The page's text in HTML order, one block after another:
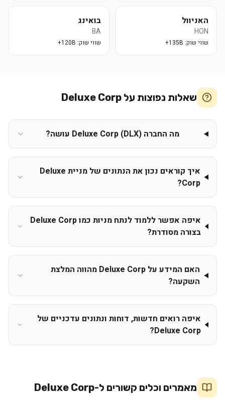
האניוול
HON
שווי שוק: 135B+
בואינג
BA
שווי שוק: 120B+
שאלות נפוצות על Deluxe Corp
מה החברה Deluxe Corp (DLX) עושה?
איך קוראים נכון את הנתונים של מניית Deluxe
Corp?
איפה אפשר ללמוד לנתח מניות כמו Deluxe Corp
בצורה מסודרת?
האם המידע על Deluxe Corp מהווה המלצת
השקעה?
איפה רואים חדשות, דוחות ונתונים עדכניים של
Deluxe Corp?
מאמרים וכלים קשורים ל-Deluxe Corp